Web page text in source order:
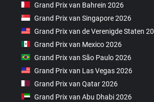
Grand Prix van Bahrein 2026
Grand Prix van Singapore 2026
Grand Prix van de Verenigde Staten
Grand Prix van Mexico 2026
Grand Prix van São Paulo 2026
Grand Prix van Las Vegas 2026
Grand Prix van Qatar 2026
Grand Prix van Abu Dhabi 2026